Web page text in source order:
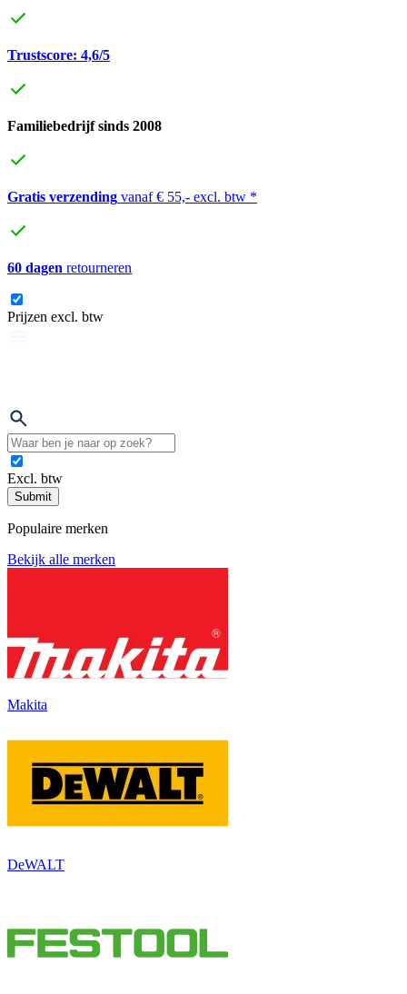
Trustscore: 4,6/5
Familiebedrijf sinds 2008
Gratis verzending vanaf € 55,- excl. btw *
60 dagen retourneren
Prijzen excl. btw
Excl. btw
Submit
Populaire merken
Bekijk alle merken
Makita
DeWALT